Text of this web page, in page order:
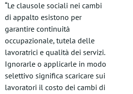
“Le clausole sociali nei cambi
di appalto esistono per
garantire continuità
occupazionale, tutela delle
lavoratrici e qualità dei servizi.
Ignorarle o applicarle in modo
selettivo significa scaricare sui
lavoratori il costo dei cambi di